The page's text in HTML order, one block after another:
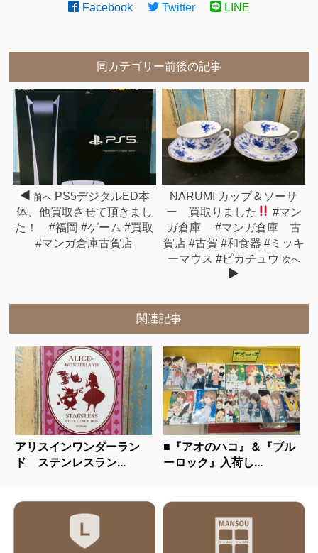
Facebook Twitter LINE
同カテゴリー前後の記事
前へ PS5デジタルED本
体、他買取させて頂きまし
た！ #福岡 #ゲーム #買取
#マンガ倉庫古賀店
NARUMI カップ＆ソーサ
ー 買取りました
#マン
ガ倉庫 #マンガ倉庫 古
賀店 #古賀 #和食器 #ミッキ
ーマウス #ピカチュウ 次へ
関連記事
アリスインワンダーラン
ド ステンレスラン...
■『アオのハコ』＆『ブル
ーロック』入荷し...